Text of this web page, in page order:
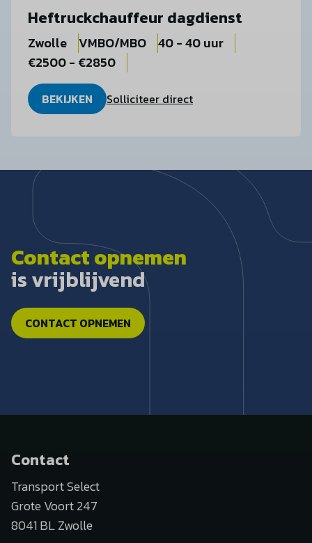
Heftruckchauffeur dagdienst
Zwolle VMBO/MBO
40 - 40 uur
€2500 - €2850
BEKIJKEN Solliciteer direct
Contact opnemen
is vrijblijvend
CONTACT OPNEMEN
Contact
Transport Select
Grote Voort 247
8041 BL Zwolle